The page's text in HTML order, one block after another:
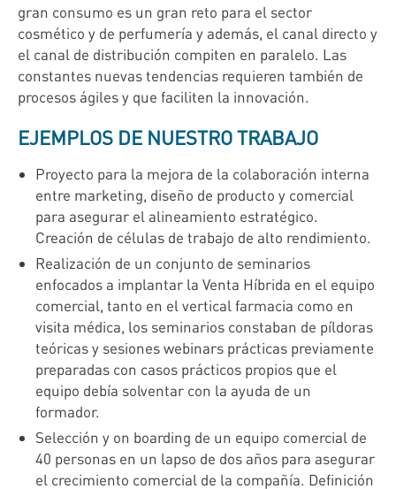
gran consumo es un gran reto para el sector
cosmético y de perfumería y además, el canal directo y
el canal de distribución compiten en paralelo. Las
constantes nuevas tendencias requieren también de
procesos ágiles y que faciliten la innovación.
EJEMPLOS DE NUESTRO TRABAJO
Proyecto para la mejora de la colaboración interna
entre marketing, diseño de producto y comercial
para asegurar el alineamiento estratégico.
Creación de células de trabajo de alto rendimiento.
Realización de un conjunto de seminarios
enfocados a implantar la Venta Híbrida en el equipo
comercial, tanto en el vertical farmacia como en
visita médica, los seminarios constaban de píldoras
teóricas y sesiones webinars prácticas previamente
preparadas con casos prácticos propios que el
equipo debía solventar con la ayuda de un
formador.
Selección y on boarding de un equipo comercial de
40 personas en un lapso de dos años para asegurar
el crecimiento comercial de la compañía. Definición